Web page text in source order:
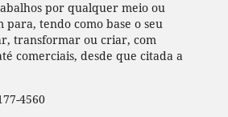
por qualquer meio ou
para, tendo como base o seu
transformar ou criar, com
comerciais, desde que citada a
4560